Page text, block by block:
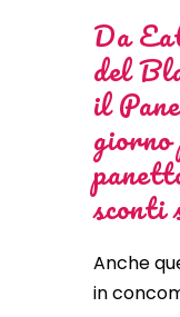
Da
del
il
sconti
Anche
in